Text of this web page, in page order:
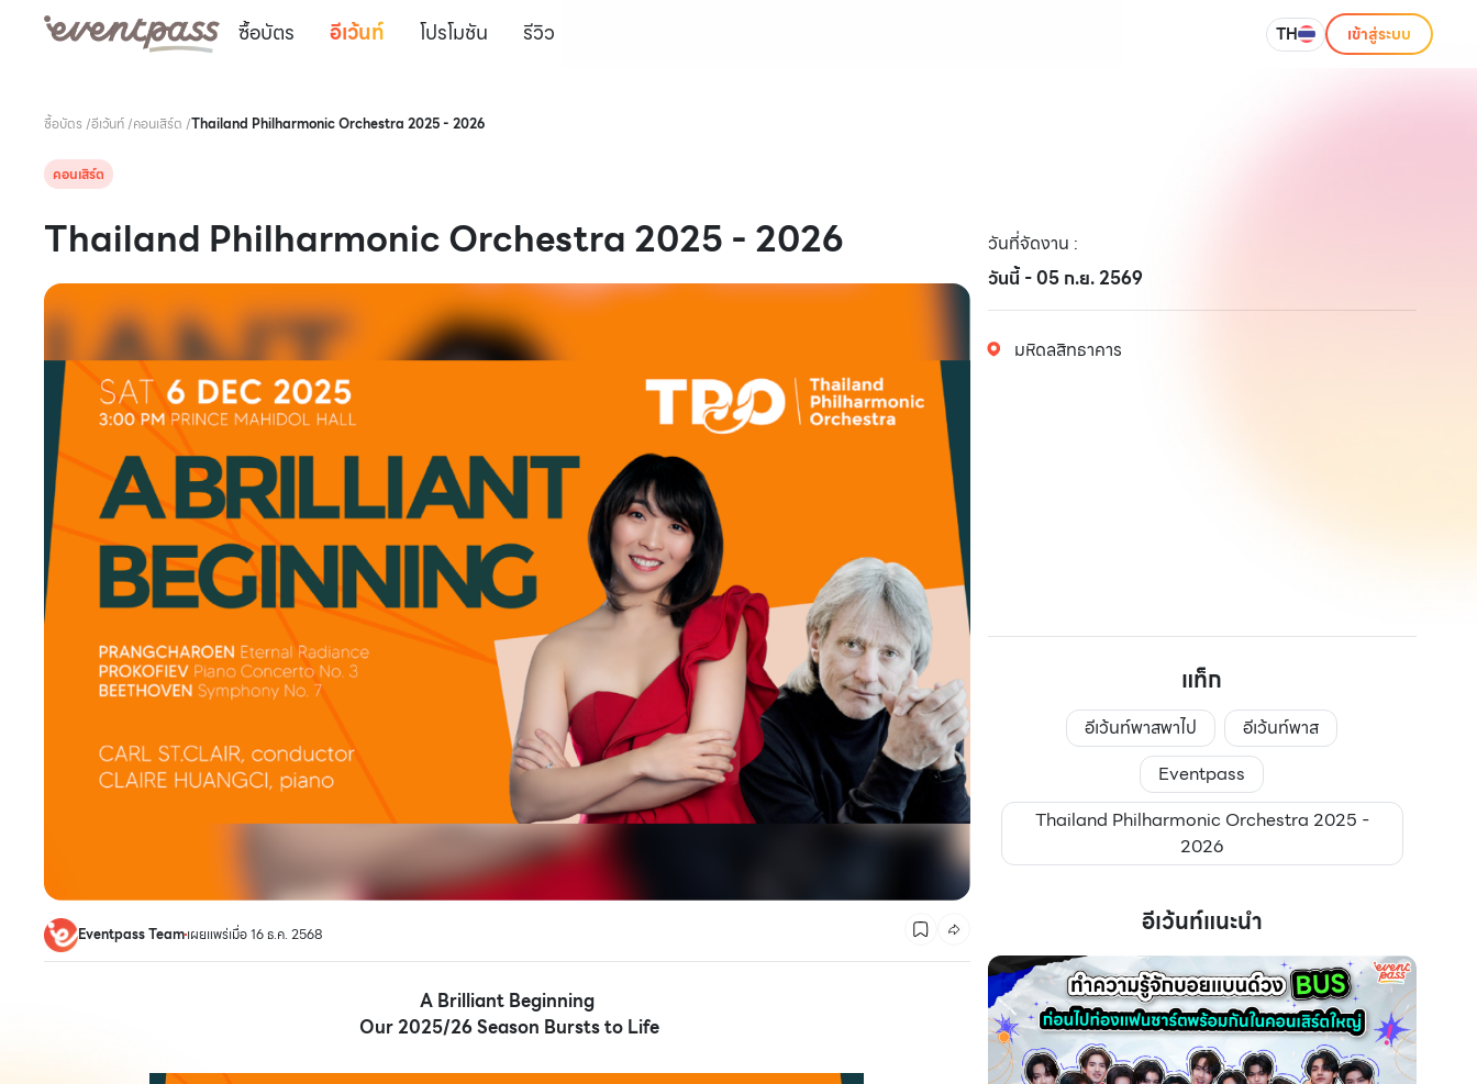
ซื้อบัตร อีเว้นท์ โปรโมชัน รีวิว TH เข้าสู่ระบบ
ซื้อบัตร /อีเว้นท์/คอนเสิร์ต /Thailand Philharmonic Orchestra 2025 - 2026
คอนเสิร์ต
Thailand Philharmonic Orchestra 2025 - 2026
Eventpass Teamเผยแพร่เมื่อ 16 ธ.ค. 2568
A Brilliant Beginning
Our 2025/26 Season Bursts to Life
วันที่จัดงาน :
วันนี้ - 05 ก.ย. 2569
มหิดลสิทธาคาร
แท็ก
อีเว้นท์พาสพาไป
อีเว้นท์พาส
Eventpass
Thailand Philharmonic Orchestra 2025 -
2026
อีเว้นท์แนะนำ